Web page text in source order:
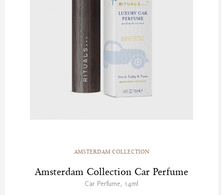
AMSTERDAM COLLECTION
Amsterdam Collection Car Perfume
Car Perfume, 14ml